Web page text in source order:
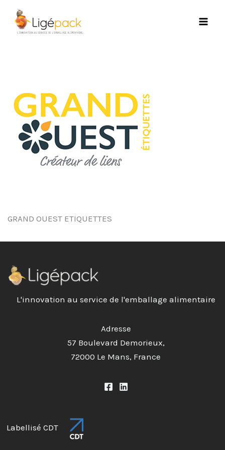
contenu
GRAND OUEST ETIQUETTES
L'innovation au service de l'emballage alimentaire
Adresse
57 Boulevard Demorieux,
72000 Le Mans, France
Labellisé CDT